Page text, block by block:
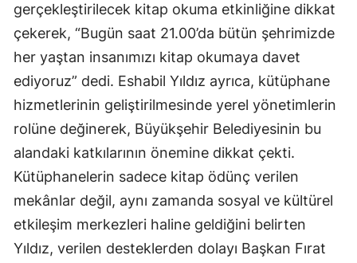
gerçekleştirilecek kitap okuma etkinliğine dikkat
çekerek, “Bugün saat 21.00’da bütün şehrimizde
her yaştan insanımızı kitap okumaya davet
ediyoruz” dedi. Eshabil Yıldız ayrıca, kütüphane
hizmetlerinin geliştirilmesinde yerel yönetimlerin
rolüne değinerek, Büyükşehir Belediyesinin bu
alandaki katkılarının önemine dikkat çekti.
Kütüphanelerin sadece kitap ödünç verilen
mekânlar değil, aynı zamanda sosyal ve kültürel
etkileşim merkezleri haline geldiğini belirten
Yıldız, verilen desteklerden dolayı Başkan Fırat